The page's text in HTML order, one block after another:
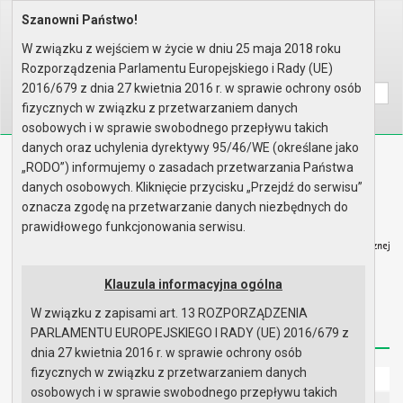
Home Organy Rada Miejska
Wyszukaj na stronie:
A AA
Biuletyn Informacji Publicznej
Urząd Miasta i Gminy w Gryfinie
Redakcja Instrukcja korzystania Dostępność
Strona główna
Szanowni Państwo!
W związku z wejściem w życie w dniu 25 maja 2018 roku
Rozporządzenia Parlamentu Europejskiego i Rady (UE)
2016/679 z dnia 27 kwietnia 2016 r. w sprawie ochrony osób
fizycznych w związku z przetwarzaniem danych
osobowych i w sprawie swobodnego przepływu takich
danych oraz uchylenia dyrektywy 95/46/WE (określane jako
„RODO”) informujemy o zasadach przetwarzania Państwa
danych osobowych. Kliknięcie przycisku „Przejdź do serwisu”
oznacza zgodę na przetwarzanie danych niezbędnych do
prawidłowego funkcjonowania serwisu.
Klauzula informacyjna ogólna
W związku z zapisami art. 13 ROZPORZĄDZENIA
PARLAMENTU EUROPEJSKIEGO I RADY (UE) 2016/679 z
dnia 27 kwietnia 2016 r. w sprawie ochrony osób
fizycznych w związku z przetwarzaniem danych
osobowych i w sprawie swobodnego przepływu takich